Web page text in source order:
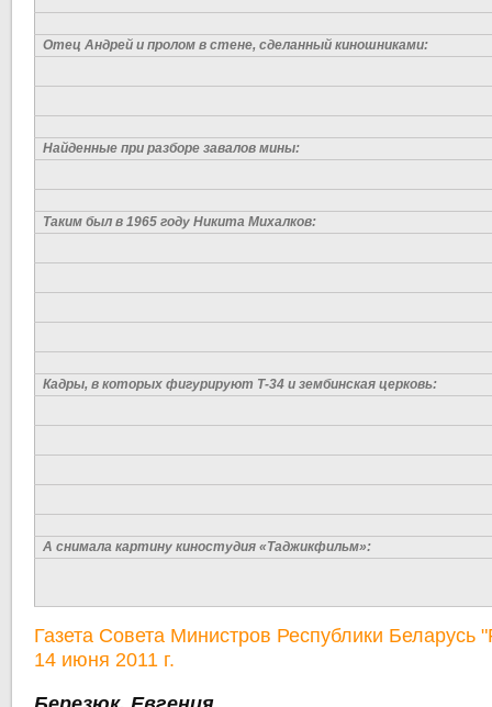
Отец Андрей и пролом в стене, сделанный киношниками:
Найденные при разборе завалов мины:
Таким был в 1965 году Никита Михалков:
Кадры, в которых фигурируют Т-34 и зембинская церковь:
А снимала картину киностудия «Таджикфильм»:
Газета Совета Министров Республики Беларусь
14 июня 2011 г.